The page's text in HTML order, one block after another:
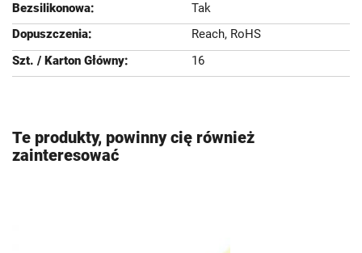
Tak
Reach, RoHS
16
Te produkty, powinny cię również
zainteresować